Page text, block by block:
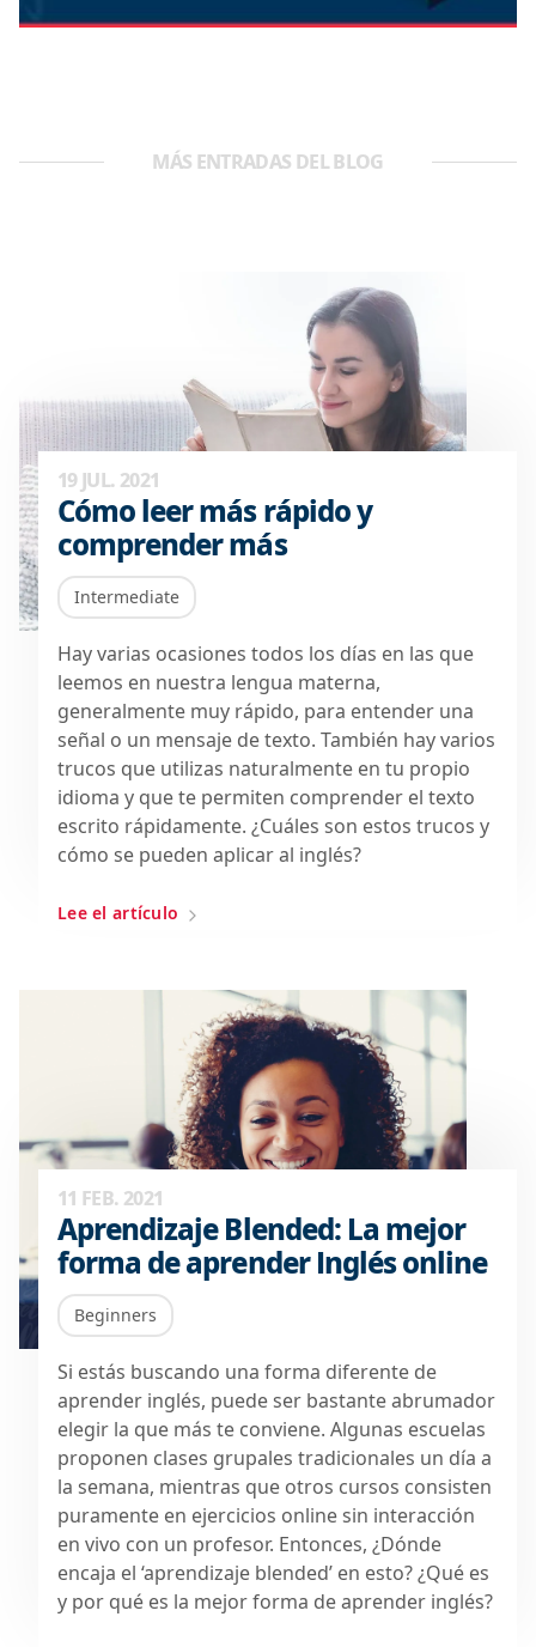
MÁS ENTRADAS DEL BLOG
19 JUL. 2021
Cómo leer más rápido y
comprender más
Intermediate
Hay varias ocasiones todos los días en las que
leemos en nuestra lengua materna,
generalmente muy rápido, para entender una
señal o un mensaje de texto. También hay varios
trucos que utilizas naturalmente en tu propio
idioma y que te permiten comprender el texto
escrito rápidamente. ¿Cuáles son estos trucos y
cómo se pueden aplicar al inglés?
Lee el artículo
11 FEB. 2021
Aprendizaje Blended: La mejor
forma de aprender Inglés online
Beginners
Si estás buscando una forma diferente de
aprender inglés, puede ser bastante abrumador
elegir la que más te conviene. Algunas escuelas
proponen clases grupales tradicionales un día a
la semana, mientras que otros cursos consisten
puramente en ejercicios online sin interacción
en vivo con un profesor. Entonces, ¿Dónde
encaja el ‘aprendizaje blended’ en esto? ¿Qué es
y por qué es la mejor forma de aprender inglés?